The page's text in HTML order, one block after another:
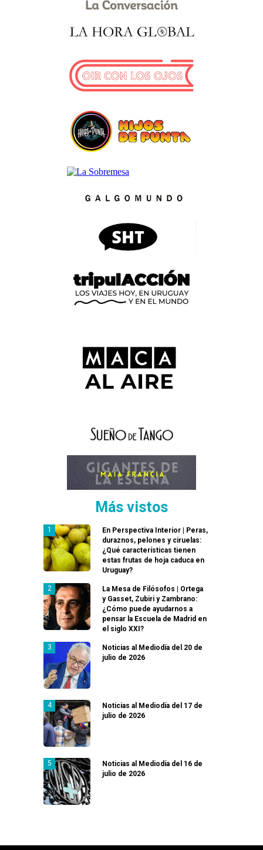
Más vistos
En Perspectiva Interior | Peras,
duraznos, pelones y ciruelas:
¿Qué características tienen
estas frutas de hoja caduca en
Uruguay?
La Mesa de Filósofos | Ortega
y Gasset, Zubiri y Zambrano:
¿Cómo puede ayudarnos a
pensar la Escuela de Madrid en
el siglo XXI?
Noticias al Mediodía del 20 de
julio de 2026
Noticias al Mediodía del 17 de
julio de 2026
Noticias al Mediodía del 16 de
julio de 2026